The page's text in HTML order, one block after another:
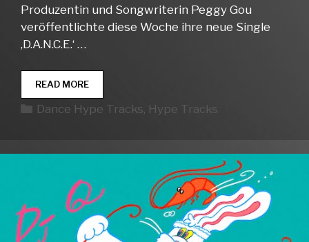
Produzentin und Songwriterin Peggy Gou
veröffentlichte diese Woche ihre neue Single
‚D.A.N.C.E.‘ …
READ MOREDANCE
HYPE
TRACKS
Kategorien
Dance Hype Tracks, Hype Tracks